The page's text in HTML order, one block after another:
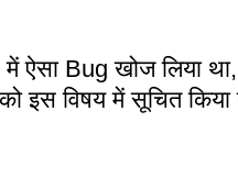
ऐसा Bug खोज लिया
इस विषय में सूचित